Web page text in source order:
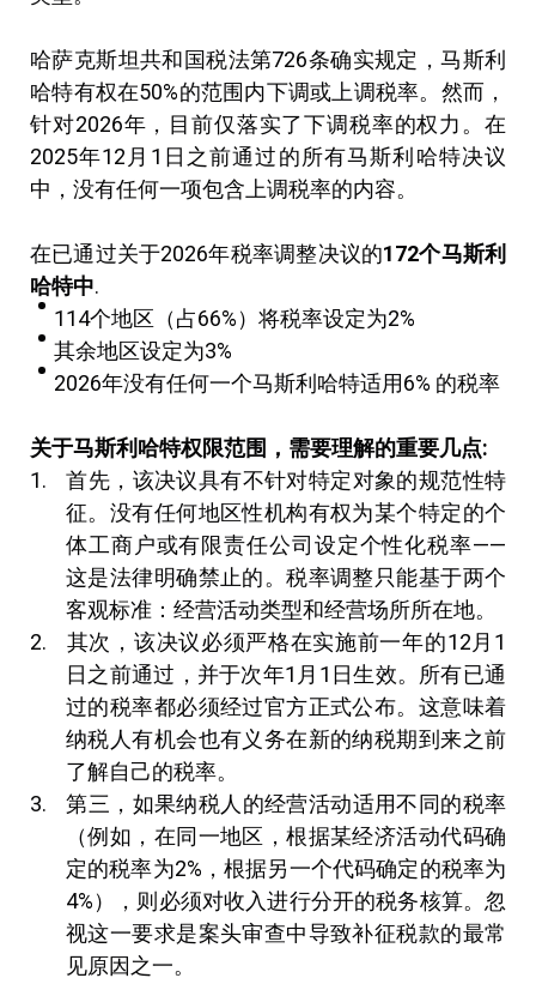
哈萨克斯坦共和国税法第726条确实规定，马斯利
哈特有权在50%的范围内下调或上调税率。然而，
针对2026年，目前仅落实了下调税率的权力。在
2025年12月1日之前通过的所有马斯利哈特决议
中，没有任何一项包含上调税率的内容。
在已通过关于2026年税率调整决议的172个马斯利
哈特中.
114个地区（占66%）将税率设定为2%
其余地区设定为3%
2026年没有任何一个马斯利哈特适用6% 的税率
关于马斯利哈特权限范围，需要理解的重要几点:
首先，该决议具有不针对特定对象的规范性特
征。没有任何地区性机构有权为某个特定的个
体工商户或有限责任公司设定个性化税率——
这是法律明确禁止的。税率调整只能基于两个
客观标准：经营活动类型和经营场所所在地。
其次，该决议必须严格在实施前一年的12月1
日之前通过，并于次年1月1日生效。所有已通
过的税率都必须经过官方正式公布。这意味着
纳税人有机会也有义务在新的纳税期到来之前
了解自己的税率。
第三，如果纳税人的经营活动适用不同的税率
（例如，在同一地区，根据某经济活动代码确
定的税率为2%，根据另一个代码确定的税率为
4%），则必须对收入进行分开的税务核算。忽
视这一要求是案头审查中导致补征税款的最常
见原因之一。